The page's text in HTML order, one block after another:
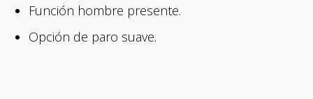
Función hombre presente.
Opción de paro suave.